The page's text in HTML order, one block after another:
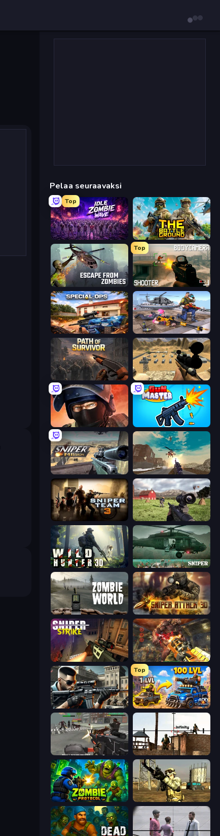
Pelaa seuraavaksi
Top
Idle Zombie Wave: Survivors The Battleground
Escape from Zombies
Top
BodyCamera Shooter
Special Ops: GO FPS Commando Gun Shooting Game
Path of Survivor Ghost Sniper
Bullet Force Gun Master 3D
Sniper Mission Grandfather Road Chase: Shooter
Sniper Team 3 Dead Zed
Wild Hunter 3D SNIPER
Zombie World Sniper Attack 3D: Shooting War
Sniper Strike Cemetery Warrior 4
Sure Shot
Top
AOD - Art Of Defense
Masked Forces: Zombie Survival Lethal Sniper 3D: Army Soldier
Zombie Protocol Mountain Operation